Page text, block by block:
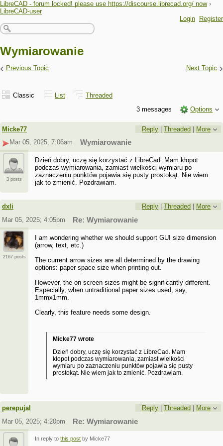
LibreCAD - forum locked! please use https://discourse.librecad.org/ now ›
LibreCAD-user
Login
Register
Wymiarowanie
‹ Previous Topic Next Topic ›
Classic List
Threaded
3 messages
Options
Micke77 Reply |Threaded | More
Mar 05, 2025; 7:06am
Wymiarowanie
3 posts
Dzień dobry, uczę się korzystać z LibreCad. Mam kłopot
podczas wymiarowania, zamiast wielkości wymiaru po
zaznaczeniu punktów pojawia się pusty prostokąt. Nie wiem
jak to zmienić. Pozdrawiam.
dxli Reply |Threaded
More
Mar 05, 2025; 4:05pm
Re: Wymiarowanie
2167 posts
I am wondering whether we should support GUI size dimension
(arrow, text, etc.)
The current arrow sizes are all determined by the drawing
options: paper space size when printing out.
However, the on screen sizes might be significantly different.
Especially, when untraditional paper sizes used, say,
1mmx1mm.
Clearly, this feature needs some design.
Micke77 wrote
Dzień dobry, uczę się korzystać z LibreCad. Mam
kłopot podczas wymiarowania, zamiast wielkości
wymiaru po zaznaczeniu punktów pojawia się pusty
prostokąt. Nie wiem jak to zmienić. Pozdrawiam.
perepujal Reply |Threaded
More
Mar 05, 2025; 4:20pm
Re: Wymiarowanie
In reply tothis post by Micke77